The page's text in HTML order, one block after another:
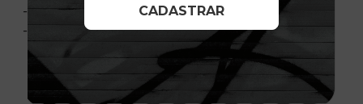
- Importado
- Licença Oficial